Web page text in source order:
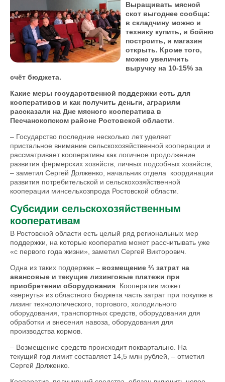
Выращивать мясной
скот выгоднее сообща:
в складчину можно и
технику купить, и бойню
построить, и магазин
открыть. Кроме того,
можно увеличить
выручку на 10-15% за
счёт бюджета.
Какие меры государственной поддержки есть для
кооперативов и как получить деньги, аграриям
рассказали на Дне мясного кооператива в
Песчанокопском районе Ростовской области
– Государство последние несколько лет уделяет
пристальное внимание сельскохозяйственной кооперации и
рассматривает кооперативы как логичное продолжение
развития фермерских хозяйств, личных подсобных хозяйств,
– заметил Сергей Долженко, начальник отдела координации
развития потребительской и сельскохозяйственной
кооперации минсельхозпрода Ростовской области.
Субсидии сельскохозяйственным
кооперативам
В Ростовской области есть целый ряд региональных мер
поддержки, на которые кооператив может рассчитывать уже
«с первого года жизни», заметил Сергей Викторович.
Одна из таких поддержек – возмещение ⅔ затрат на
авансовые и текущие лизинговые платежи при
приобретении оборудования . Кооператив может
«вернуть» из областного бюджета часть затрат при покупке в
лизинг технологического, торгового, холодильного
оборудования, транспортных средств, оборудования для
обработки и внесения навоза, оборудования для
производства кормов.
– Возмещение средств происходит поквартально. На
текущий год лимит составляет 14,5 млн рублей, – отметил
Сергей Долженко.